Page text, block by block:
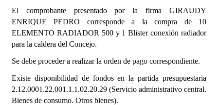
DOCUMENTOS
Informes de Gestión
Proyectos Presentados
Dictámenes Asesoría Letrada
Actas de Sesión
El comprobante presentado por la firma GIRAUDY
ENRIQUE PEDRO corresponde a la compra de 10
ELEMENTO RADIADOR 500 y 1 Blister conexión radiador
para la caldera del Concejo.
Se debe proceder a realizar la orden de pago correspondiente.
Existe disponibilidad de fondos en la partida presupuestaria
2.12.0001.22.001.1.1.02.20.29 (Servicio administrativo central.
Bienes de consumo. Otros bienes).